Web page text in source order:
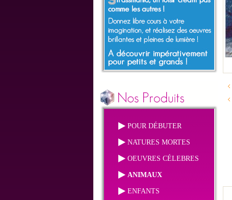
POUR DÉBUTER
NATURES MORTES
OEUVRES CÉLEBRES
ANIMAUX
ENFANTS